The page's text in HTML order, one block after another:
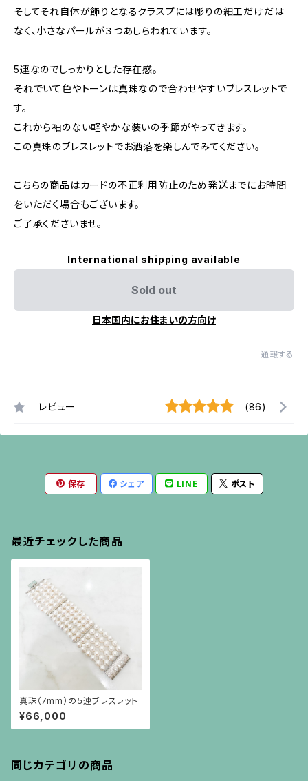
そしてそれ自体が飾りとなるクラスプには彫りの細工だけだは
なく、小さなパールが３つあしらわれています。
5連なのでしっかりとした存在感。
それでいて色やトーンは真珠なので合わせやすいブレスレットで
す。
これから袖のない軽やかな装いの季節がやってきます。
この真珠のブレスレットでお洒落を楽しんでみてください。
こちらの商品はカードの不正利用防止のため発送までにお時間
をいただく場合もございます。
ご了承くださいませ。
International shipping available
Sold out
日本国内にお住まいの方向け
通報する
レビュー (86)
保存 シェア LINE ポスト
最近チェックした商品
真珠（7mm）の５連ブレスレット
¥66,000
同じカテゴリの商品